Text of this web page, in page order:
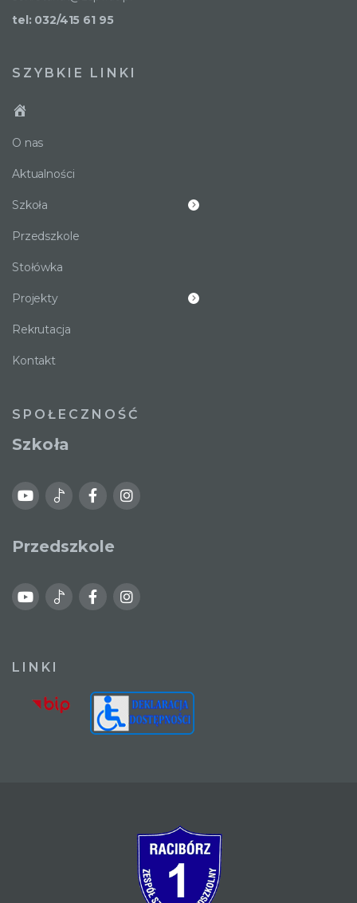
tel: 032/415 61 95
SZYBKIE LINKI
O nas
Aktualności
Szkoła
Przedszkole
Stołówka
Projekty
Rekrutacja
Kontakt
SPOŁECZNOŚĆ
Szkoła
Przedszkole
LINKI